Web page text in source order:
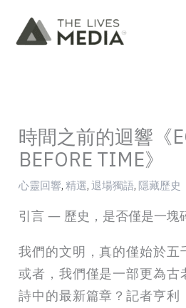
時間之前的迴響《
BEFORE TIME》
心靈回響,精選,退場獨語, 隱藏歷史
引言 ― 歷史，是否僅是一塊
我們的文明，真的僅始於五
或者，我們僅是一部更為古
詩中的最新篇章？記者亨利